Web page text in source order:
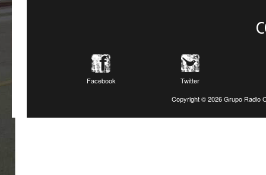
Facebook
Twitter
Copyright ©2026 Grupo Radio